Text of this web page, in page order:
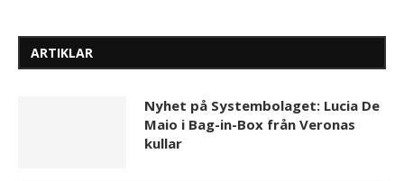
ARTIKLAR
Nyhet på Systembolaget: Lucia De
Maio i Bag-in-Box från Veronas
kullar